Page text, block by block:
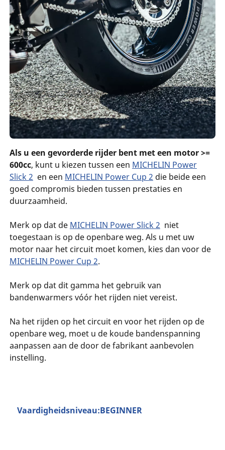
Als u een gevorderde rijder bent met een motor >=
600cc, kunt u kiezen tussen een MICHELIN Power
Slick 2 en een MICHELIN Power Cup 2 die beide een
goed compromis bieden tussen prestaties en
duurzaamheid.
Merk op dat de MICHELIN Power Slick 2 niet
toegestaan is op de openbare weg. Als u met uw
motor naar het circuit moet komen, kies dan voor de
MICHELIN Power Cup 2.
Merk op dat dit gamma het gebruik van
bandenwarmers vóór het rijden niet vereist.
Na het rijden op het circuit en voor het rijden op de
openbare weg, moet u de koude bandenspanning
aanpassen aan de door de fabrikant aanbevolen
instelling.
Vaardigheidsniveau:BEGINNER